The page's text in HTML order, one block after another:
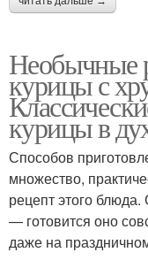
Необычные
курицы с
курицы в
Способов
множество,
рецепт этого
— готовится оно
даже на